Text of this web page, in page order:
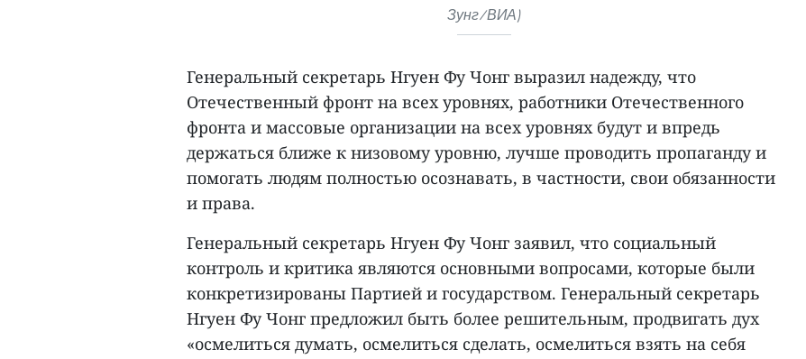
Зунг/ВИА)
Генеральный секретарь Нгуен Фу Чонг выразил надежду, что
Отечественный фронт на всех уровнях, работники Отечественного
фронта и массовые организации на всех уровнях будут и впредь
держаться ближе к низовому уровню, лучше проводить пропаганду и
помогать людям полностью осознавать, в частности, свои обязанности
и права.
Генеральный секретарь Нгуен Фу Чонг заявил, что социальный
контроль и критика являются основными вопросами, которые были
конкретизированы Партией и государством. Генеральный секретарь
Нгуен Фу Чонг предложил быть более решительным, продвигать дух
«осмелиться думать, осмелиться сделать, осмелиться взять на себя